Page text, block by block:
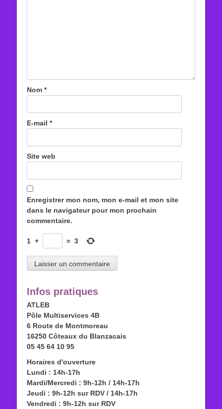
Nom *
E-mail *
Site web
Enregistrer mon nom, mon e-mail et mon site
dans le navigateur pour mon prochain
commentaire.
1 + = 3
Infos pratiques
ATLEB
Pôle Multiservices 4B
6 Route de Montmoreau
16250 Côteaux du Blanzacais
05 45 64 10 95
Horaires d'ouverture
Lundi : 14h-17h
Mardi/Mercredi : 9h-12h / 14h-17h
Jeudi : 9h-12h sur RDV / 14h-17h
Vendredi : 9h-12h sur RDV